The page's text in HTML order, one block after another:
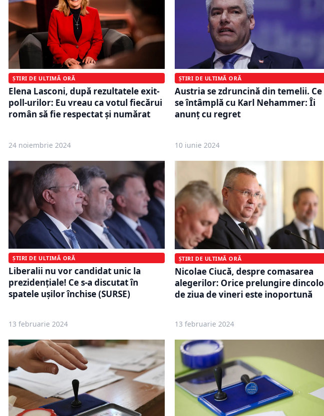
ȘTIRI DE ULTIMĂ ORĂ
Elena Lasconi, după rezultatele exit-
poll-urilor: Eu vreau ca votul fiecărui
român să fie respectat și numărat
24 noiembrie 2024
ȘTIRI DE ULTIMĂ ORĂ
Austria se zdruncină din temelii. Ce
se întâmplă cu Karl Nehammer: Îi
anunț cu regret
10 iunie 2024
ȘTIRI DE ULTIMĂ ORĂ
Liberalii nu vor candidat unic la
prezidențiale! Ce s-a discutat în
spatele ușilor închise (SURSE)
13 februarie 2024
ȘTIRI DE ULTIMĂ ORĂ
Nicolae Ciucă, despre comasarea
alegerilor: Orice prelungire dincolo
de ziua de vineri este inoportună
13 februarie 2024